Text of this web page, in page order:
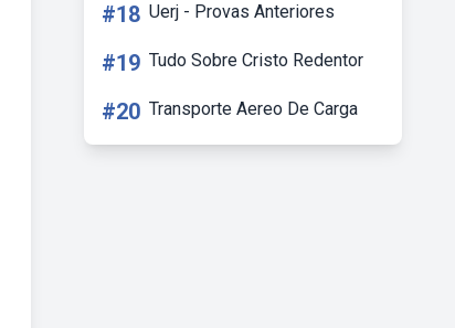
#18 Uerj - Provas Anteriores
#19 Tudo Sobre Cristo Redentor
#20 Transporte Aereo De Carga